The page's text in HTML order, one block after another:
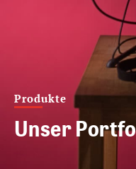
Produkte
Unser